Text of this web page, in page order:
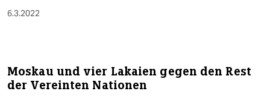
6.3.2022
Moskau und vier Lakaien gegen den Rest
der Vereinten Nationen